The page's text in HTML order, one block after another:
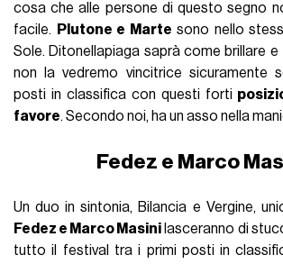
cosa che alle persone di questo segno
facile.
Plutone e Marte sono nello
Sole. Ditonellapiaga saprà come brillare
non la vedremo vincitrice sicuramente
posti in classifica con questi forti
favore. Secondo noi, ha un asso nella
Fedez e Marco
Un duo in sintonia, Bilancia e Vergine,
Fedez e Marco Masini lasceranno di
tutto il festival tra i primi posti in